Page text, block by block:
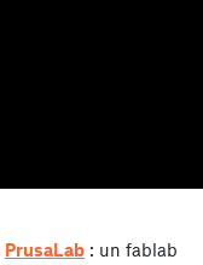
PrusaLab : un fablab